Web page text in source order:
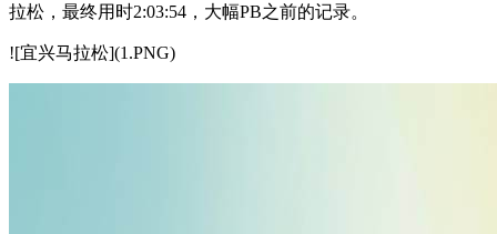
拉松，最终用时2:03:54，大幅PB之前的记录。
![宜兴马拉松](1.PNG)